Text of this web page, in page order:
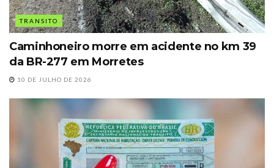
TRANSITO
Caminhoneiro morre em acidente no km 39
da BR-277 em Morretes
10 DE JULHO DE 2026